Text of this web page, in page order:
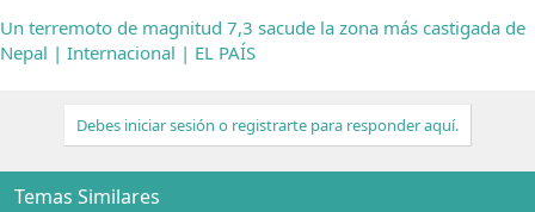
Un terremoto de magnitud 7,3 sacude la zona más castigada de
Nepal | Internacional | EL PAÍS
Debes iniciar sesión o registrarte para responder aquí.
Temas Similares